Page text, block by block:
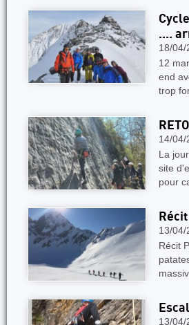
....
18/04/
12
end
trop
14/04/
La
site
pour
13/04/
Récit
13/04/